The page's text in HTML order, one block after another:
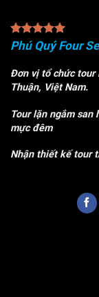
Phú Quý Four
Đơn vị tổ chức tour
Thuận, Việt Nam.
Tour lặn ngắm san
mực đêm
Nhận thiết kế tour